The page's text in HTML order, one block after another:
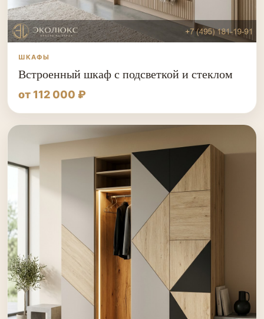
ШКАФЫ
Встроенный шкаф с подсветкой и стеклом
от 112 000 ₽